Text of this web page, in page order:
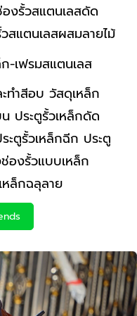
งรั้วสแตนเลสดัด
สแตนเลสผสมลายไม้
-เฟรมสแตนเลส
ทำสีอบ วัสดุเหล็ก
ประตูรั้วเหล็กดัด
ะตูรั้วเหล็กฉีก ประตู
องรั้วแบบเหล็ก
ล็กฉลุลาย